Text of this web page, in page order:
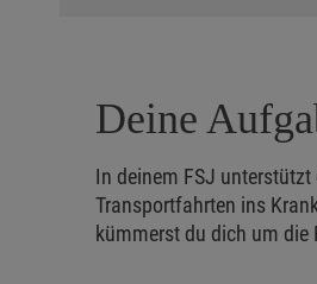
Deine
In deinem FSJ
Transportfahrten ins
kümmerst du dich um